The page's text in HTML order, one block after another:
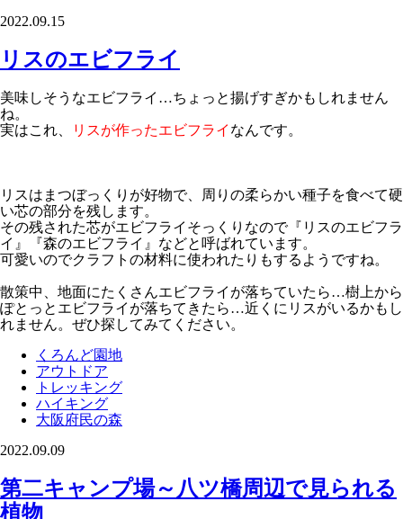
2022.09.15
リスのエビフライ
美味しそうなエビフライ…ちょっと揚げすぎかもしれません
ね。
実はこれ、
リスが作ったエビフライ なんです。
リスはまつぼっくりが好物で、周りの柔らかい種子を食べて硬
い芯の部分を残します。
その残された芯がエビフライそっくりなので『リスのエビフラ
イ』『森のエビフライ』などと呼ばれています。
可愛いのでクラフトの材料に使われたりもするようですね。
散策中、地面にたくさんエビフライが落ちていたら…樹上から
ぽとっとエビフライが落ちてきたら…近くにリスがいるかもし
れません。ぜひ探してみてください。
くろんど園地
アウトドア
トレッキング
ハイキング
大阪府民の森
2022.09.09
第二キャンプ場～八ツ橋周辺で見られる
植物